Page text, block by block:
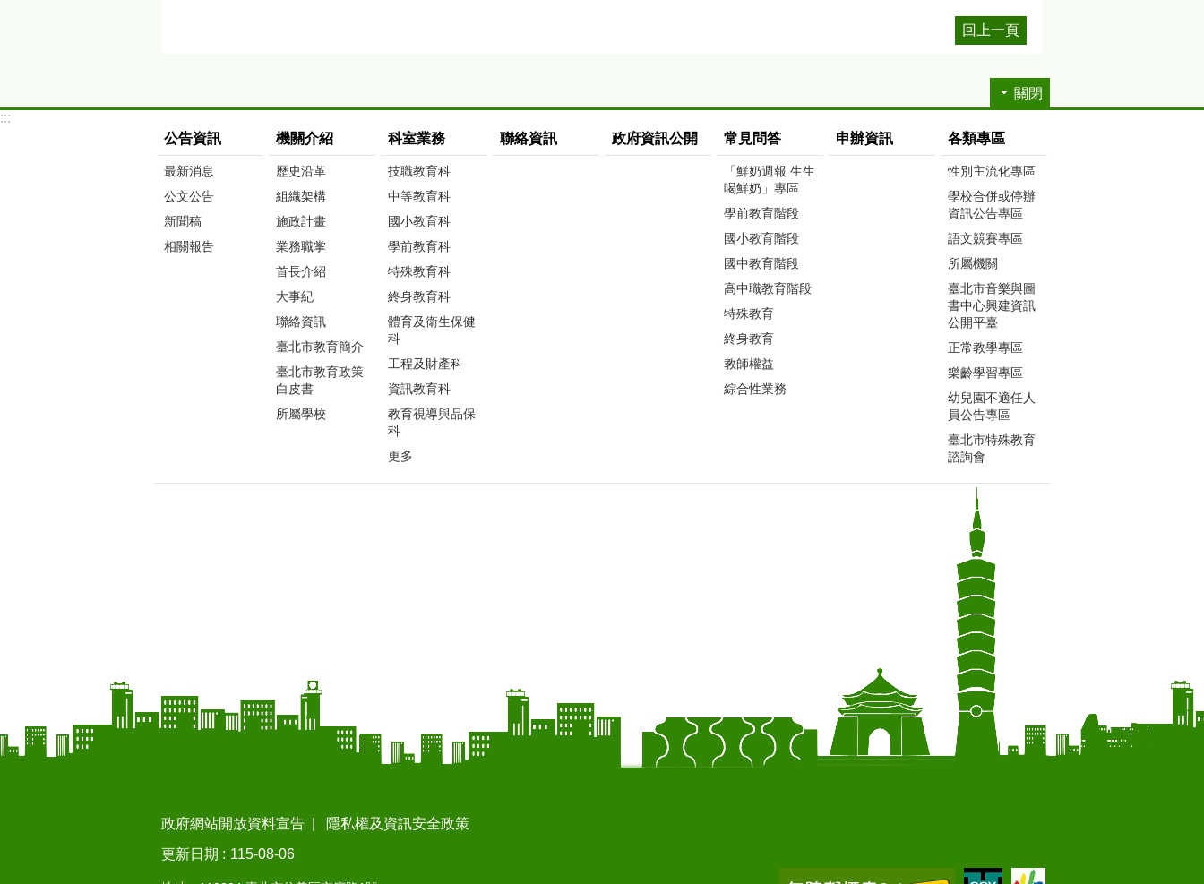
回上一頁
關閉
:::
公告資訊
最新消息
公文公告
新聞稿
相關報告
機關介紹
歷史沿革
組織架構
施政計畫
業務職掌
首長介紹
大事紀
聯絡資訊
臺北市教育簡介
臺北市教育政策
白皮書
所屬學校
科室業務
技職教育科
中等教育科
國小教育科
學前教育科
特殊教育科
終身教育科
體育及衛生保健
科
工程及財產科
資訊教育科
教育視導與品保
科
更多
聯絡資訊 政府資訊公開 常見問答
「鮮奶週報 生生
喝鮮奶」專區
學前教育階段
國小教育階段
國中教育階段
高中職教育階段
特殊教育
終身教育
教師權益
綜合性業務
申辦資訊 各類專區
性別主流化專區
學校合併或停辦
資訊公告專區
語文競賽專區
所屬機關
臺北市音樂與圖
書中心興建資訊
公開平臺
正常教學專區
樂齡學習專區
幼兒園不適任人
員公告專區
臺北市特殊教育
諮詢會
政府網站開放資料宣告
隱私權及資訊安全政策
更新日期
115-08-06